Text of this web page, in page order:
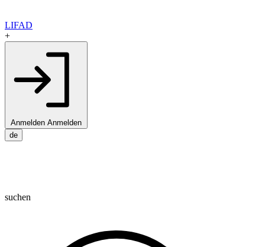
LIFAD
+
Anmelden Anmelden
de
suchen